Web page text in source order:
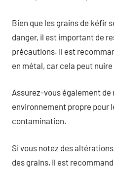
Bien que les grains de kéfir
danger, il est important de
précautions. Il est
en métal, car cela peut
Assurez-vous également de
environnement propre pour
contamination.
Si vous notez des altérations
des grains, il est